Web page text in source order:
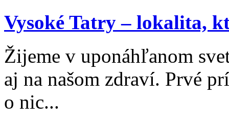
Vysoké Tatry – lokalita,
Žijeme v uponáhľanom
aj na našom zdraví. Prvé
o nic...